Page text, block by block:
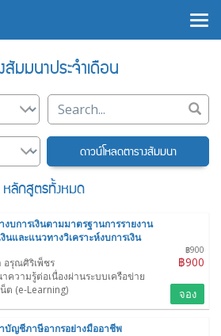
สัมมนาประจำเดือน
ดาวน์โหลดตารางสัมมนา
หลักสูตรทั้งหมด
งบการเงินตามมาตรฐานการรายงาน
นและแนวทางวิเคราะห์งบการเงิน
฿900
฿900
อรุณศิริเพ็ชร
ความรู้ต่อเนื่องผ่านระบบเครือข่าย
ต (e-Learning)
จอง
บัญชีภาษีอากรอย่างมืออาชีพ
×